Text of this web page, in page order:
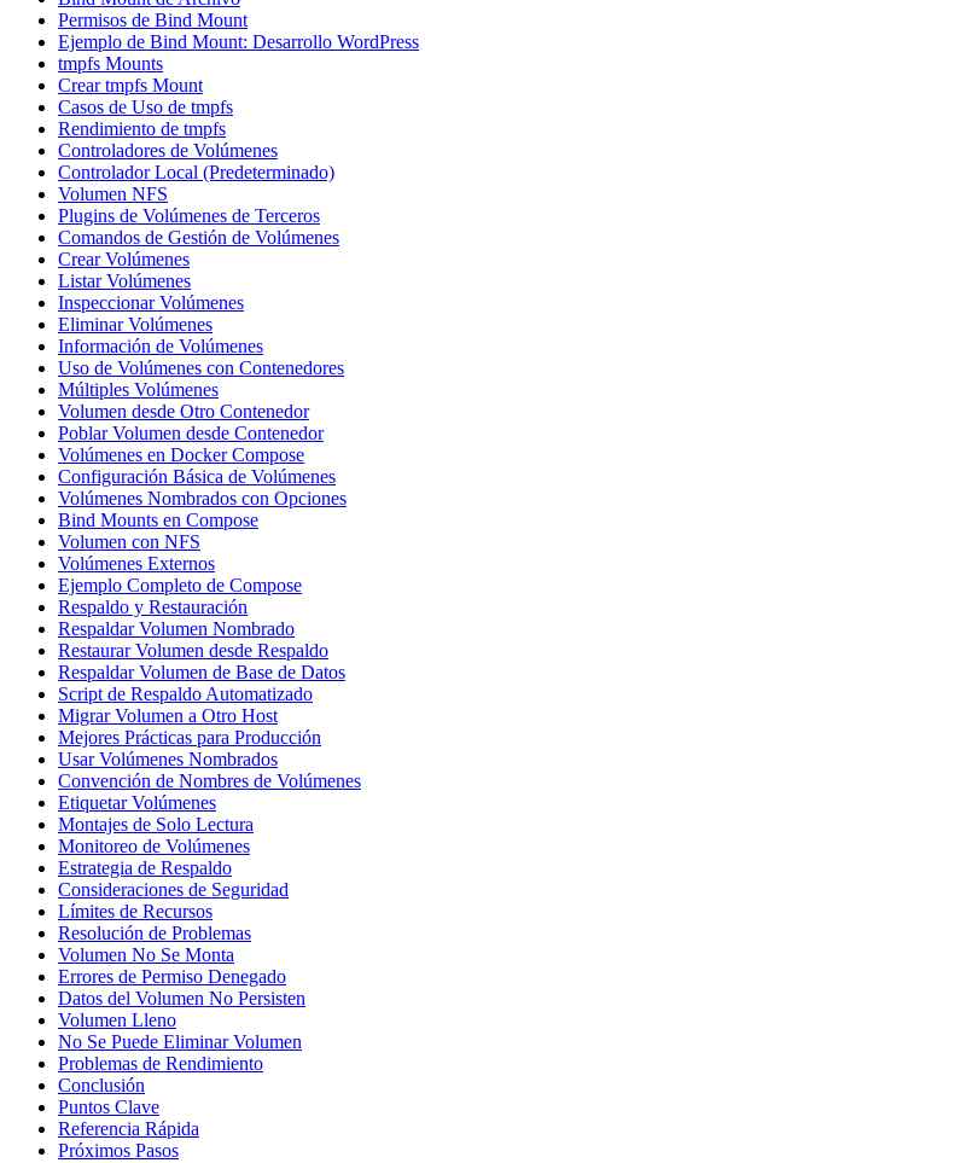
Permisos de Bind Mount
Ejemplo de Bind Mount: Desarrollo WordPress
tmpfs Mounts
Crear tmpfs Mount
Casos de Uso de tmpfs
Rendimiento de tmpfs
Controladores de Volúmenes
Controlador Local (Predeterminado)
Volumen NFS
Plugins de Volúmenes de Terceros
Comandos de Gestión de Volúmenes
Crear Volúmenes
Listar Volúmenes
Inspeccionar Volúmenes
Eliminar Volúmenes
Información de Volúmenes
Uso de Volúmenes con Contenedores
Múltiples Volúmenes
Volumen desde Otro Contenedor
Poblar Volumen desde Contenedor
Volúmenes en Docker Compose
Configuración Básica de Volúmenes
Volúmenes Nombrados con Opciones
Bind Mounts en Compose
Volumen con NFS
Volúmenes Externos
Ejemplo Completo de Compose
Respaldo y Restauración
Respaldar Volumen Nombrado
Restaurar Volumen desde Respaldo
Respaldar Volumen de Base de Datos
Script de Respaldo Automatizado
Migrar Volumen a Otro Host
Mejores Prácticas para Producción
Usar Volúmenes Nombrados
Convención de Nombres de Volúmenes
Etiquetar Volúmenes
Montajes de Solo Lectura
Monitoreo de Volúmenes
Estrategia de Respaldo
Consideraciones de Seguridad
Límites de Recursos
Resolución de Problemas
Volumen No Se Monta
Errores de Permiso Denegado
Datos del Volumen No Persisten
Volumen Lleno
No Se Puede Eliminar Volumen
Problemas de Rendimiento
Conclusión
Puntos Clave
Referencia Rápida
Próximos Pasos